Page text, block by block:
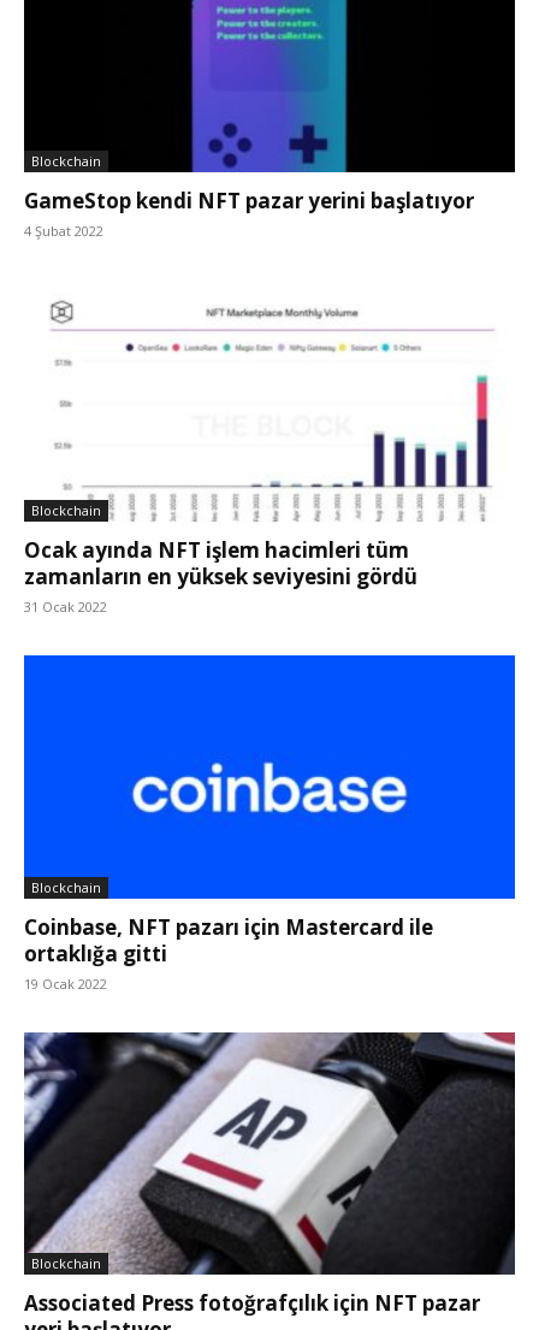
Blockchain
GameStop kendi NFT pazar yerini başlatıyor
4 Şubat 2022
Blockchain
Ocak ayında NFT işlem hacimleri tüm
zamanların en yüksek seviyesini gördü
31 Ocak 2022
Blockchain
Coinbase, NFT pazarı için Mastercard ile
ortaklığa gitti
19 Ocak 2022
Blockchain
Associated Press fotoğrafçılık için NFT pazar